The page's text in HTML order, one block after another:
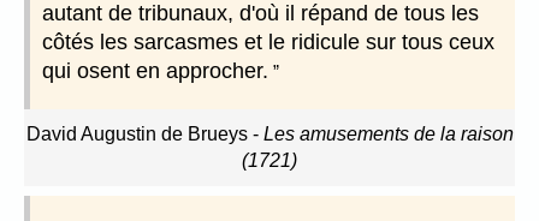
autant de tribunaux, d'où il répand de tous les
côtés les sarcasmes et le ridicule sur tous ceux
qui osent en approcher.
David Augustin de Brueys- Les amusements de la raison
(1721)